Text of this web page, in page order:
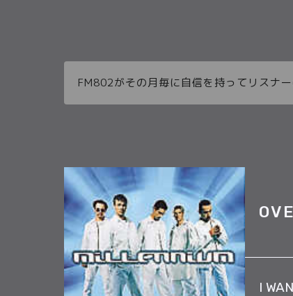
FM802がその月毎に自信を持ってリスナ
I